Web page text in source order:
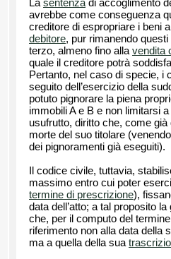
La sentenza di accoglimento
avrebbe come conseguenza
creditore di espropriare i beni
debitore, pur rimanendo questi
terzo, almeno fino alla vendita
quale il creditore potrà
Pertanto, nel caso di specie, i
seguito dell’esercizio della
potuto pignorare la piena
immobili A e B e non limitarsi
usufrutto, diritto che, come
morte del suo titolare
dei pignoramenti già eseguiti).
Il codice civile, tuttavia,
massimo entro cui poter
termine di prescrizione),
data dell’atto; a tal proposito
che, per il computo del
riferimento non alla data della
ma a quella della sua